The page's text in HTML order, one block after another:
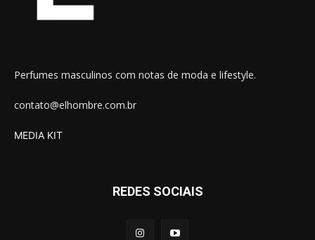
Perfumes masculinos com notas de moda e lifestyle.
contato@elhombre.com.br
MEDIA KIT
REDES SOCIAIS